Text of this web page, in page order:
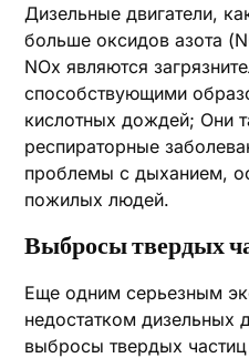
Дизельные двигатели,
больше оксидов азота
NOx являются
способствующими
кислотных дождей; Они
респираторные
проблемы с дыханием,
пожилых людей.
Выбросы твердых
Еще одним серьезным
недостатком дизельных
выбросы твердых